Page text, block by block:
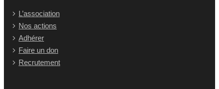
L’association
Nos actions
Adhérer
Faire un don
Recrutement